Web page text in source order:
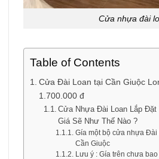
Cửa nhựa đài
Table of Contents
Cửa Đài Loan tại Cần Giuộc
1.700.000 đ
Cửa Nhựa Đài Loan Lắp Đặt
Giá Sẽ Như Thế Nào ?
Gía một bộ cửa nhựa Đài
Cần Giuộc
Lưu ý : Gía trên chưa